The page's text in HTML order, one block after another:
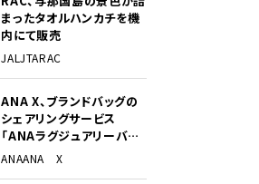
まったタオルハンカチを機
内にて販売
JALJTARAC
ANA X、ブランドバッグの
シェアリングサービス
「ANAラグジュアリーバッ
グ」開始
ANAANA X